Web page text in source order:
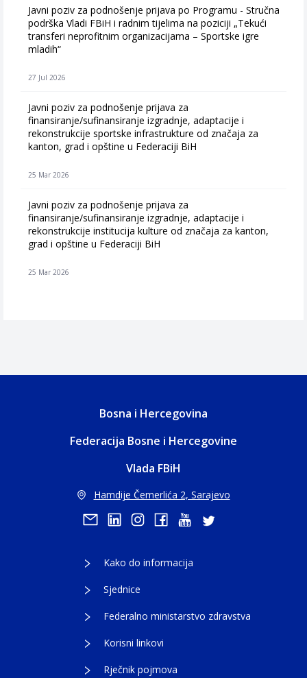
Javni poziv za podnošenje prijava po Programu - Stručna
podrška Vladi FBiH i radnim tijelima na poziciji „Tekući
transferi neprofitnim organizacijama – Sportske igre
mladih“
27 Jul 2026
Javni poziv za podnošenje prijava za
finansiranje/sufinansiranje izgradnje, adaptacije i
rekonstrukcije sportske infrastrukture od značaja za
kanton, grad i opštine u Federaciji BiH
25 Mar 2026
Javni poziv za podnošenje prijava za
finansiranje/sufinansiranje izgradnje, adaptacije i
rekonstrukcije institucija kulture od značaja za kanton,
grad i opštine u Federaciji BiH
25 Mar 2026
Bosna i Hercegovina
Federacija Bosne i Hercegovine
Vlada FBiH
Hamdije Čemerlića 2, Sarajevo
Kako do informacija
Sjednice
Federalno ministarstvo zdravstva
Korisni linkovi
Rječnik pojmova